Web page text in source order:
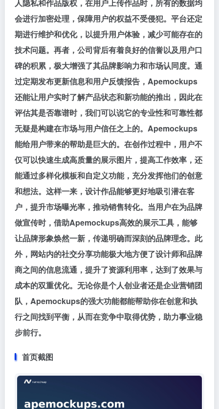
人隐私和作品版权，在用户上传作品时，所有的数据均
会进行加密处理，保障用户的权益不受侵犯。平台还定
期进行维护和优化，以提升用户体验，减少可能存在的
技术问题。再者，公司背后有着良好的信誉以及用户口
碑的积累，极大增强了其品牌影响力和市场认同度。通
过定期发布更新信息和用户反馈报告，Apemockups
还能让用户实时了解产品状态和新功能的推出，因此在
评估其是否靠谱时，我们可以说它的专业性和可靠性都
无疑是构建在市场与用户信任之上的。Apemockups
能给用户带来的帮助是巨大的。在创作过程中，用户不
仅可以快速生成高质量的展示图片，提高工作效率，还
能通过多样化模板和自定义功能，充分发挥他们的创意
和想法。这样一来，设计作品能够更好地吸引潜在客
户，提升市场曝光率，推动销售转化。当用户在为品牌
做宣传时，借助Apemockups高效的展示工具，能够
让品牌形象焕然一新，传递明确而深刻的品牌理念。此
外，网站内的社交分享功能极大地方便了设计师和品牌
商之间的信息流通，提升了资源利用率，达到了效果与
成本的双重优化。无论你是个人创业者还是企业营销团
队，Apemockups的强大功能都能帮助你在创意和执
行之间找到平衡，从而在竞争中取得优势，助力事业稳
步前行。
首页截图